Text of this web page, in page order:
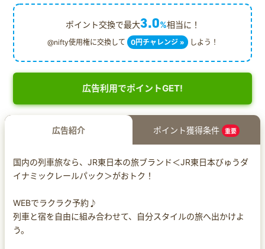
ポイント交換で最大3.0%相当に！
@nifty使用権に交換して 0円チャレンジ » しよう！
広告利用でポイントGET!
広告紹介 ポイント獲得条件 重要
国内の列車旅なら、JR東日本の旅ブランド＜JR東日本びゅうダ
イナミックレールパック＞がおトク！
WEBでラクラク予約♪
列車と宿を自由に組み合わせて、自分スタイルの旅へ出かけよ
う。